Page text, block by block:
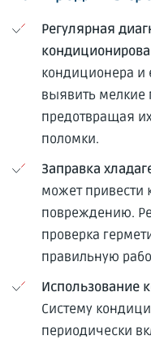
Регулярная
кондиционера и
выявить мелкие
предотвращая
поломки.
Заправка
может привести
повреждению.
проверка
правильную
Использование
Систему
периодически